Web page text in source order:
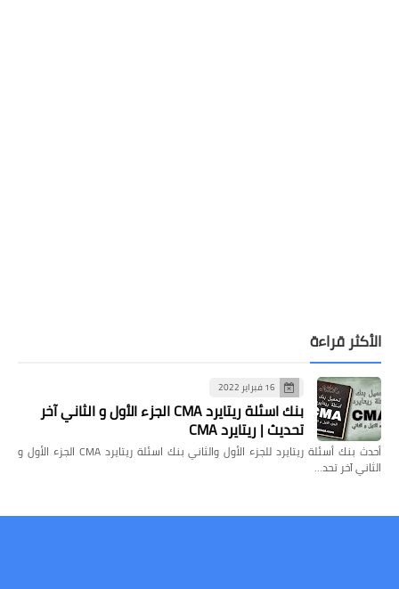
الأكثر قراءة
16 فبراير 2022
بنك اسئلة ريتايرد CMA الجزء الأول و الثاني آخر
تحديث | ريتايرد CMA
أحدث بنك أسئلة ريتايرد للجزء الأول والثاني بنك اسئلة ريتايرد CMA الجزء الأول و
الثاني آخر تحد…